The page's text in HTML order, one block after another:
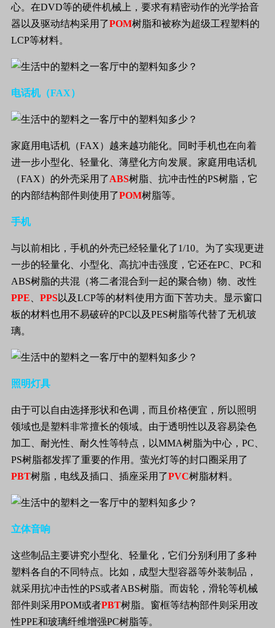
心。 在DVD等的硬件机械上，要求有精密动作的光学拾音
器以及驱动结构采用了POM树脂和被称为超级工程塑料的
LCP等材料。
电话机（FAX）
家庭用电话机（FAX）越来越功能化。同时手机也在向着
进一步小型化、轻量化、薄壁化方向发展。家庭用电话机
（FAX）的外壳采用了ABS树脂、抗冲击性的PS树脂，它
的内部结构部件则使用了POM树脂等。
手机
与以前相比，手机的外壳已经轻量化了1/10。为了实现更进
一步的轻量化、小型化、高抗冲击强度，它还在PC PC和
ABS树脂的共混（将二者混合到一起的聚合物）物、改性
PPE
PPS以及LCP等的材料使用方面下苦功夫。显示窗口
板的材料也用不易破碎的PC 以及PES树脂等代替了无机玻
璃。
照明灯具
由于可以自由选择形状和色调，而且价格便宜，所以照明
领域也是塑料非常擅长的领域。由于透明性以及容易染色
加工、耐光性、耐久性等特点，以MMA树脂为中心， PC
PS树脂都发挥了重要的作用。萤光灯等的封口圈采用了
PBT树脂，电线及插口、插座采用了PVC树脂材料。
立体音响
这些制品主要讲究小型化、轻量化，它们分别利用了多种
塑料各自的不同特点。比如，成型大型容器等外装制品，
就采用抗冲击性的PS或者ABS树脂。而齿轮，滑轮等机械
部件则采用POM或者PBT树脂。窗框等结构部件则采用改
性PPE和玻璃纤维增强PC树脂等。